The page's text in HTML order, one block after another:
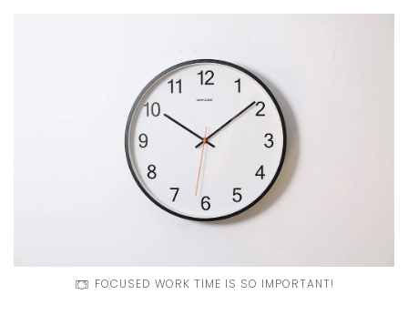
FOCUSED WORK TIME IS SO IMPORTANT!